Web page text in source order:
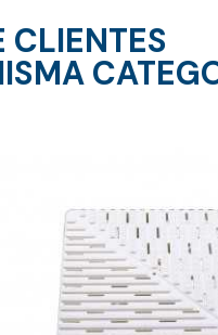
CLIENTES